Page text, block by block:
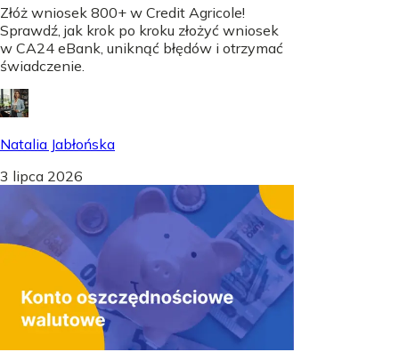
Złóż wniosek 800+ w Credit Agricole!
Sprawdź, jak krok po kroku złożyć wniosek
w CA24 eBank, uniknąć błędów i otrzymać
świadczenie.
Natalia Jabłońska
3 lipca 2026